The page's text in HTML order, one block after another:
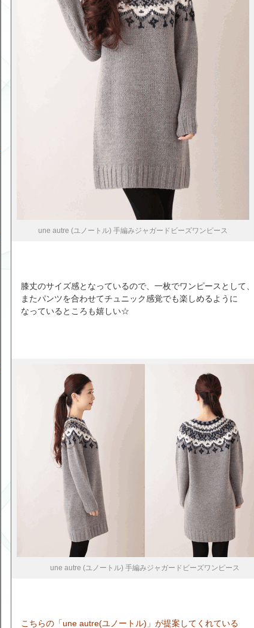
une autre (ユノートル) 手編みジャガードビーズワンピース
膝丈のサイズ感となっているので、一枚でワンピースとして、
またパンツを合わせてチュニック感覚でも楽しめるように
なっているところも嬉しい☆
une autre (ユノートル) 手編みジャガードビーズワンピース
こちらの「une autre(ユノートル)」が提案してくれている